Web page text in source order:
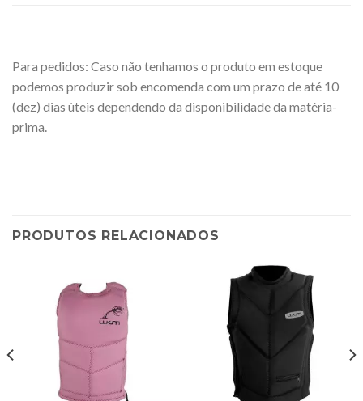
Para pedidos: Caso não tenhamos o produto em estoque
podemos produzir sob encomenda com um prazo de até 10
(dez) dias úteis dependendo da disponibilidade da matéria-
prima.
PRODUTOS RELACIONADOS